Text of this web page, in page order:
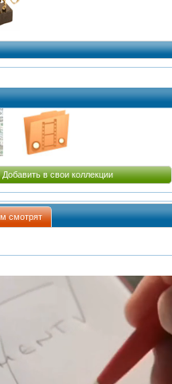
Добавить в свои коллекции
смотрят